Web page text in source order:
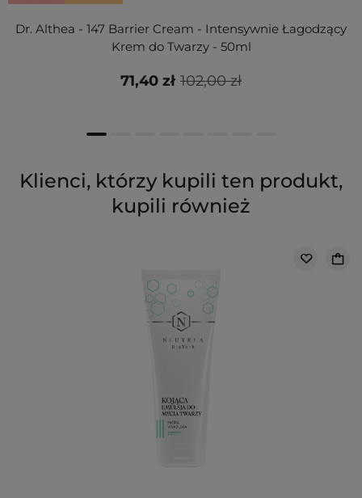
Dr. Althea - 147 Barrier Cream - Intensywnie Łagodzący
Krem do Twarzy - 50ml
102,00 zł
71,40 zł
Klienci, którzy kupili ten produkt,
kupili również